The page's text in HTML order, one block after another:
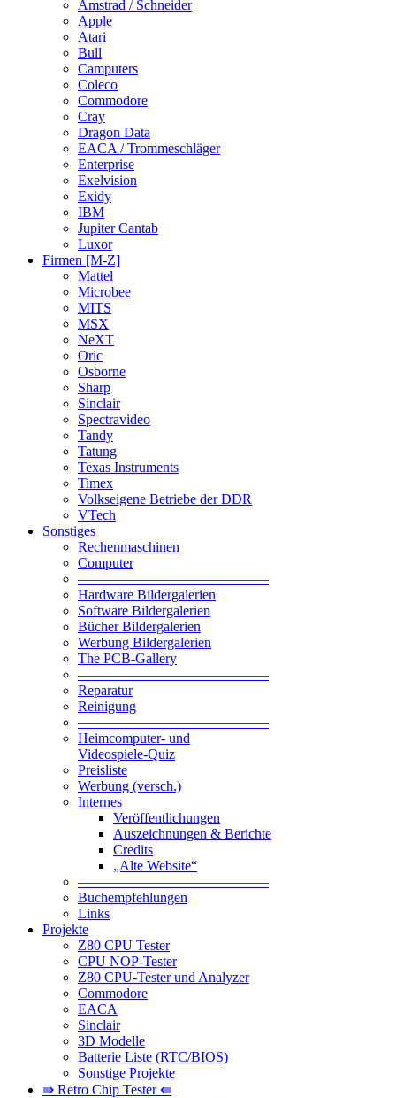
Amstrad / Schneider
Apple
Atari
Bull
Camputers
Coleco
Commodore
Cray
Dragon Data
EACA / Trommeschläger
Enterprise
Exelvision
Exidy
IBM
Jupiter Cantab
Luxor
Firmen [M-Z]
Mattel
Microbee
MITS
MSX
NeXT
Oric
Osborne
Sharp
Sinclair
Spectravideo
Tandy
Tatung
Texas Instruments
Timex
Volkseigene Betriebe der DDR
VTech
Sonstiges
Rechenmaschinen
Computer
—————————————–
Hardware Bildergalerien
Software Bildergalerien
Bücher Bildergalerien
Werbung Bildergalerien
The PCB-Gallery
—————————————–
Reparatur
Reinigung
—————————————–
Heimcomputer- und
Videospiele-Quiz
Preisliste
Werbung (versch.)
Internes
Veröffentlichungen
Auszeichnungen & Berichte
Credits
„Alte Website“
—————————————–
Buchempfehlungen
Links
Projekte
Z80 CPU Tester
CPU NOP-Tester
Z80 CPU-Tester und Analyzer
Commodore
EACA
Sinclair
3D Modelle
Batterie Liste (RTC/BIOS)
Sonstige Projekte
⇛ Retro Chip Tester ⇚